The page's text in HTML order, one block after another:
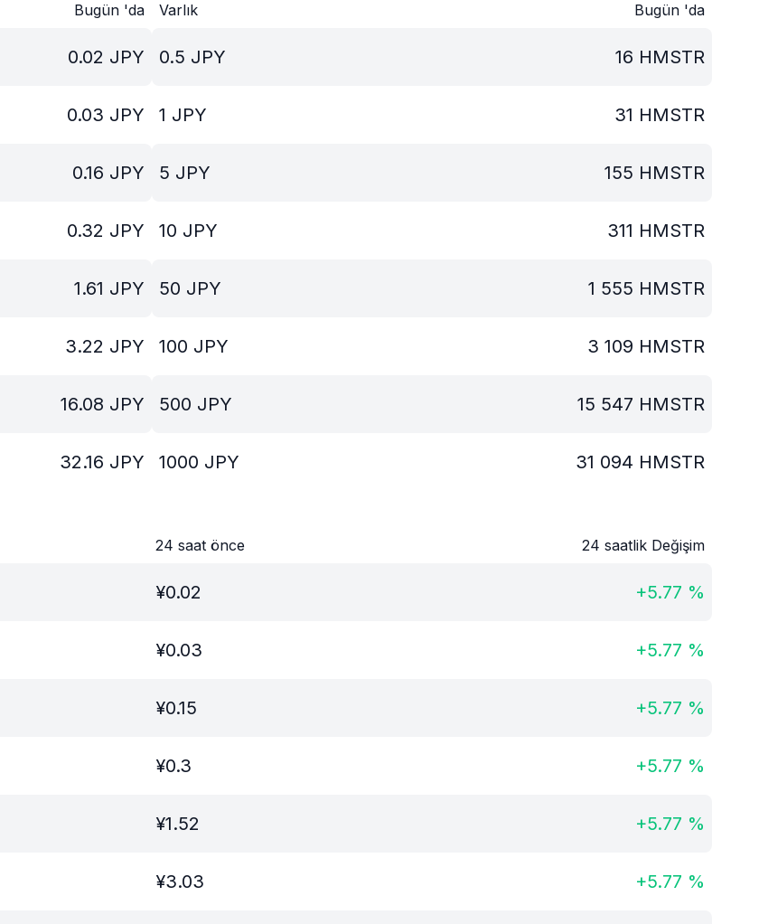
Bugün 'da
0.02 JPY
0.03 JPY
0.16 JPY
0.32 JPY
1.61 JPY
3.22 JPY
16.08 JPY
32.16 JPY
Varlık Bugün 'da
0.5 JPY 16 HMSTR
1 JPY 31 HMSTR
5 JPY 155 HMSTR
10 JPY 311 HMSTR
50 JPY 1 555 HMSTR
100 JPY 3 109 HMSTR
500 JPY 15 547 HMSTR
1000 JPY 31 094 HMSTR
24 saat önce 24 saatlik Değişim
¥0.02 +5.77 %
¥0.03 +5.77 %
¥0.15 +5.77 %
¥0.3 +5.77 %
¥1.52 +5.77 %
¥3.03 +5.77 %